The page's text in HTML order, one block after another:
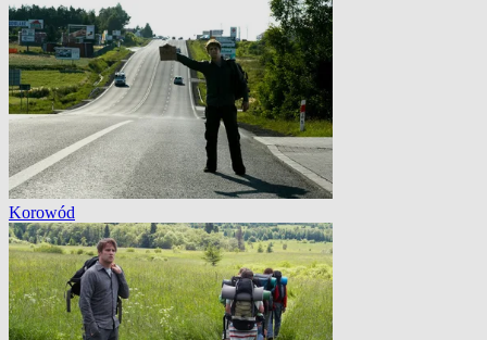
Korowód